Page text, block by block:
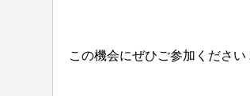
この機会にぜひご参加ください